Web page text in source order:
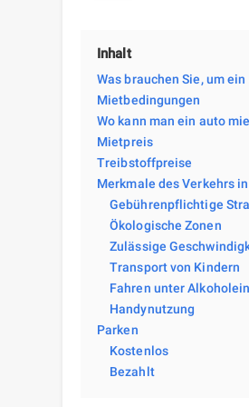
Inhalt
Was brauchen Sie, um
Mietbedingungen
Wo kann man ein auto
Mietpreis
Treibstoffpreise
Merkmale des Verkehrs
Gebührenpflichtige
Ökologische Zonen
Zulässige
Transport von Kindern
Fahren unter
Handynutzung
Parken
Kostenlos
Bezahlt